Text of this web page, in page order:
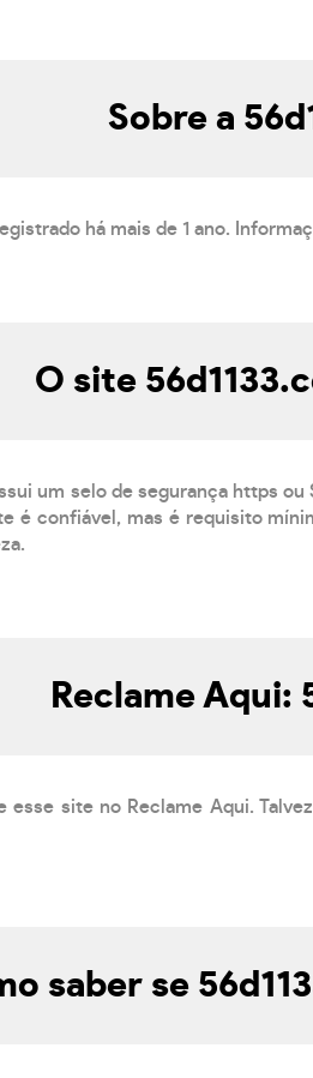
Sobre a
há mais de 1 ano.
O site
um selo de segurança https
é confiável, mas é requisito
Reclame Aqui:
esse site no Reclame Aqui.
saber se